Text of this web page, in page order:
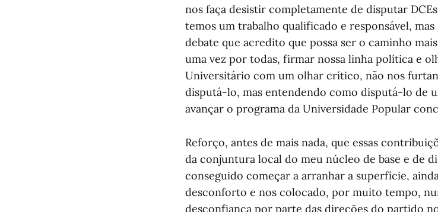
nos faça desistir completamente de disputar
temos um trabalho qualificado e responsável,
debate que acredito que possa ser o caminho
uma vez por todas, firmar nossa linha política e
Universitário com um olhar crítico, não nos
disputá-lo, mas entendendo como disputá-lo de
avançar o programa da Universidade Popular
Reforço, antes de mais nada, que essas
da conjuntura local do meu núcleo de base e de
conseguido começar a arranhar a superfície,
desconforto e nos colocado, por muito tempo,
desconfiança por parte das direções do partido